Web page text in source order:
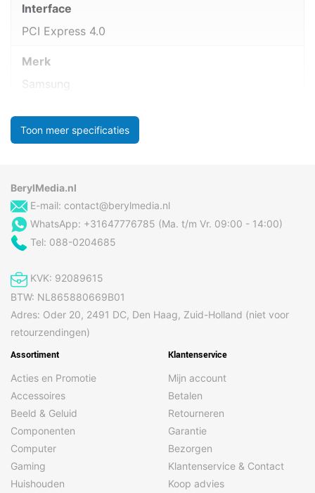
Interface
PCI Express 4.0
Merk
Samsung
Toon meer specificaties
BerylMedia.nl
E-mail: contact@berylmedia.nl
WhatsApp: +31647776785 (Ma. t/m Vr. 09:00 - 14:00)
Tel: 088-0204685
KVK: 92089615
BTW: NL865880669B01
Adres: Oder 20, 2491 DC, Den Haag, Zuid-Holland (niet voor
retourzendingen)
Assortiment
Acties en Promotie
Accessoires
Beeld & Geluid
Componenten
Computer
Gaming
Huishouden
Klantenservice
Mijn account
Betalen
Retourneren
Garantie
Bezorgen
Klantenservice & Contact
Koop advies